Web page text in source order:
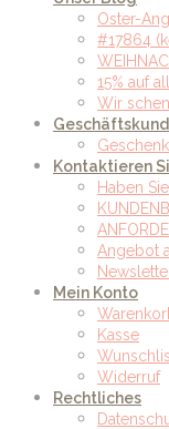
Oster-
#17864
15% auf
Wir
Kontaktieren
Haben
Angebot
Mein Konto
Kasse
Widerruf
Rechtliches